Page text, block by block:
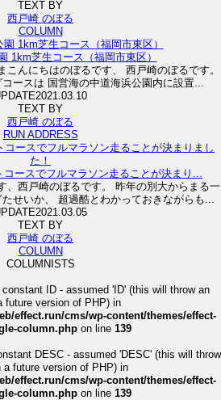
TEXT BY
西戸崎 のぼる
COLUMN
1km芝生コース（福岡市東区）
んにちはのぼるです、 西戸崎のぼるです。
ースは 国営海の中道海浜公園内に設置...
2021.03.10
TEXT BY
西戸崎 のぼる
RUN ADDRESS
ースでフルマラソン走ることが決まり...
、西戸崎のぼるです。 昨年の別大からまる一
せいか、 超過酷とわかっておきながらも...
2021.03.05
TEXT BY
西戸崎 のぼる
COLUMN
COLUMNISTS
ID - assumed 'ID' (this will throw an
future version of PHP) in
effect.run/cms/wp-content/themes/effect-
column.php on line 139
DESC - assumed 'DESC' (this will throw
a future version of PHP) in
effect.run/cms/wp-content/themes/effect-
column.php on line 139